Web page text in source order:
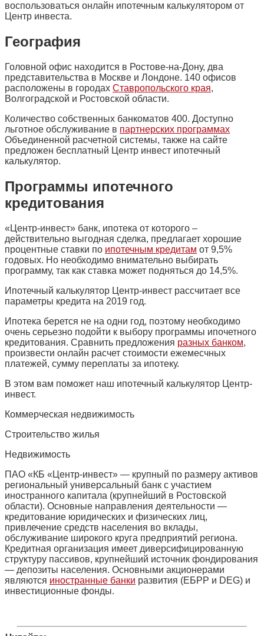
воспользоваться онлайн ипотечным калькулятором от
Центр инвеста.
География
Головной офис находится в Ростове-на-Дону, два
представительства в Москве и Лондоне. 140 офисов
расположены в городах Ставропольского края,
Волгоградской и Ростовской области.
Количество собственных банкоматов 400. Доступно
льготное обслуживание в партнерских программах
Объединенной расчетной системы, также на сайте
предложен бесплатный Центр инвест ипотечный
калькулятор.
Программы ипотечного
кредитования
«Центр-инвест» банк, ипотека от которого –
действительно выгодная сделка, предлагает хорошие
процентные ставки по ипотечным кредитам от 9,5%
годовых. Но необходимо внимательно выбирать
программу, так как ставка может подняться до 14,5%.
Ипотечный калькулятор Центр-инвест рассчитает все
параметры кредита на 2019 год.
Ипотека берется не на одни год, поэтому необходимо
очень серьезно подойти к выбору программы ипочетного
кредитования. Сравнить предложения разных банком,
произвести онлайн расчет стоимости ежемесчных
платежей, сумму переплаты за ипотеку.
В этом вам поможет наш ипотечный калькулятор Центр-
инвест.
Коммерческая недвижимость
Строительство жилья
Недвижимость
ПАО «КБ «Центр-инвест» ― крупный по размеру активов
региональный универсальный банк с участием
иностранного капитала (крупнейший в Ростовской
области). Основные направления деятельности —
кредитование юридических и физических лиц,
привлечение средств населения во вклады,
обслуживание широкого круга предприятий региона.
Кредитная организация имеет диверсифицированную
структуру пассивов, крупнейший источник фондирования
— депозиты населения. Основными акционерами
являются иностранные банки развития (ЕБРР и DEG) и
инвестиционные фонды.